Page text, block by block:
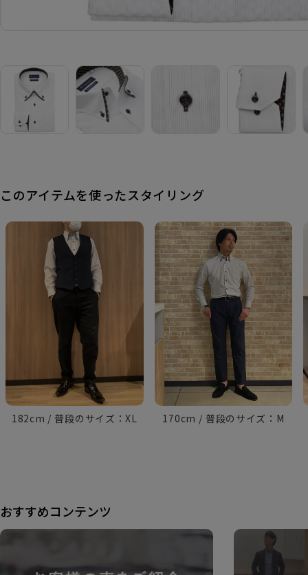
このアイテムを使ったスタイリング
XL
182cm M
170cm
おすすめコンテンツ